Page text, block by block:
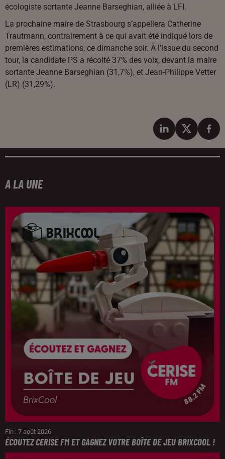
écologiste sortante Jeanne Barseghian, alliée à LFI.
La prochaine maire de Strasbourg s’appellera Catherine
Trautmann, contrairement à ce qui avait été indiqué lors de
premières estimations, ce dimanche soir. À l’issue du second
tour, la candidate PS a récolté 37% des voix, devant la maire
sortante Jeanne Barseghian (31,7%), et Jean-Philippe Vetter
(LR) (31,29%).
A LA UNE
Fin : 7 août 2026
ÉCOUTEZ CERISE FM ET GAGNEZ VOTRE BOÎTE DE JEU BRIXCOOL !